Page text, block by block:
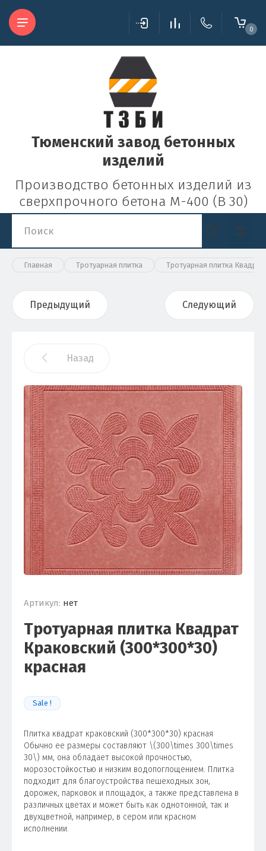
Тюменский завод бетонных
изделий
Производство бетонных изделий из
сверхпрочного бетона М-400 (В 30)
0
Главная Тротуарная плитка Тротуарная плитка
Предыдущий Следующий
Назад
Артикул: нет
Тротуарная плитка Квадрат
Краковский (300*300*30)
красная
Sale !
Плитка квадрат краковский (300*300*30) красная
Обычно ее размеры составляют \(300\times 300\times
30\) мм, она обладает высокой прочностью,
морозостойкостью и низким водопоглощением. Плитка
подходит для благоустройства пешеходных зон,
дорожек, парковок и площадок, а также представлена в
различных цветах и может быть как однотонной, так и
двухцветной, например, в сером или красном
исполнении.